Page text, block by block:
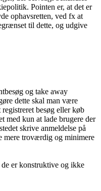
Pointen er, at det er
ophavsretten, ved fx at
til dette, og udgive
og take away
dette skal man være
besøg eller køb
med kun at lade brugere der
skrive anmeldelse på
mere troværdig og minimere
er konstruktive og ikke